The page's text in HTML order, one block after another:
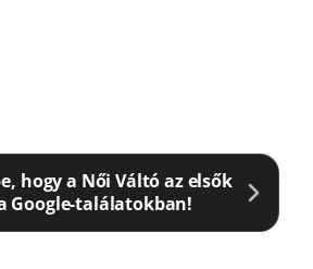
hogy a Női Váltó az elsők
Google-találatokban!